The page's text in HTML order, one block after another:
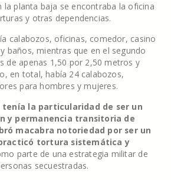
la planta baja se encontraba la oficina
y otras dependencias.
calabozos, oficinas, comedor, casino
baños, mientras que en el segundo
de apenas 1,50 por 2,50 metros y
en total, había 24 calabozos,
para hombres y mujeres.
tenía la particularidad de ser un
y permanencia transitoria de
macabra notoriedad por ser un
tortura sistemática y
parte de una estrategia militar de
secuestradas.